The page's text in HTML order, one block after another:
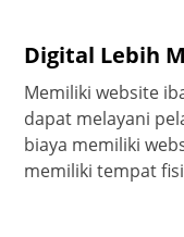
Digital Lebih
Memiliki website
dapat melayani
biaya memiliki
memiliki tempat